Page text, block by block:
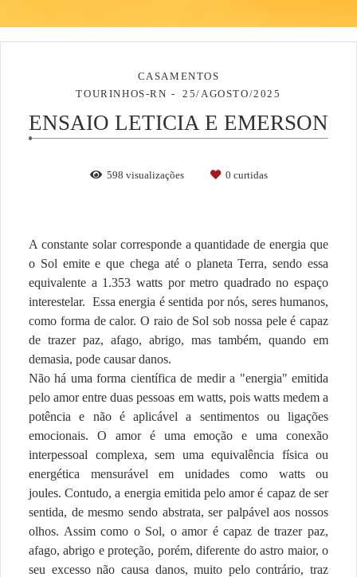
CASAMENTOS
TOURINHOS-RN
25/AGOSTO/2025
ENSAIO LETICIA E EMERSON
598 visualizações 0 curtidas
A constante solar corresponde a quantidade de energia que
o Sol emite e que chega até o planeta Terra, sendo essa
equivalente a 1.353 watts por metro quadrado no espaço
interestelar. Essa energia é sentida por nós, seres humanos,
como forma de calor. O raio de Sol sob nossa pele é capaz
de trazer paz, afago, abrigo, mas também, quando em
demasia, pode causar danos.
Não há uma forma científica de medir a "energia" emitida
pelo amor entre duas pessoas em watts, pois watts medem a
potência e não é aplicável a sentimentos ou ligações
emocionais. O amor é uma emoção e uma conexão
interpessoal complexa, sem uma equivalência física ou
energética mensurável em unidades como watts ou
joules. Contudo, a energia emitida pelo amor é capaz de ser
sentida, de mesmo sendo abstrata, ser palpável aos nossos
olhos. Assim como o Sol, o amor é capaz de trazer paz,
afago, abrigo e proteção, porém, diferente do astro maior, o
seu excesso não causa danos, muito pelo contrário, traz